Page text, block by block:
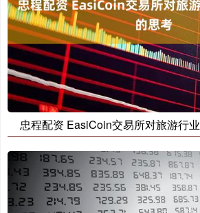
忠程配资 EasiCoin交易所对旅游行